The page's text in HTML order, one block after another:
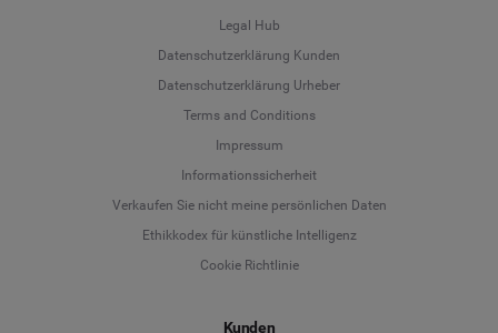
Legal Hub
Datenschutzerklärung Kunden
Datenschutzerklärung Urheber
Terms and Conditions
Impressum
Informationssicherheit
Verkaufen Sie nicht meine persönlichen Daten
Ethikkodex für künstliche Intelligenz
Cookie Richtlinie
Kunden
Deutsch